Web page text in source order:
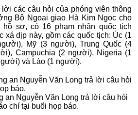
các câu hỏi của phóng viên thông
Bộ Ngoại giao Hà Kim Ngọc cho
hồ sơ, có 16 phạm nhân quốc tịch
dịp này, gồm các quốc tịch: Úc (1
Mỹ (3 người), Trung Quốc (4
Campuchia (2 người), Nigeria (1
và Lào (1 người).
an Nguyễn Văn Long trả lời câu hỏi
chí tại buổi họp báo.